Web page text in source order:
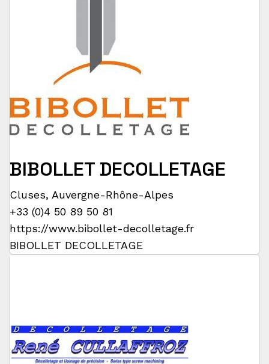
BIBOLLET DECOLLETAGE
Cluses, Auvergne-Rhône-Alpes
+33 (0)4 50 89 50 81
https://www.bibollet-decolletage.fr
BIBOLLET DECOLLETAGE